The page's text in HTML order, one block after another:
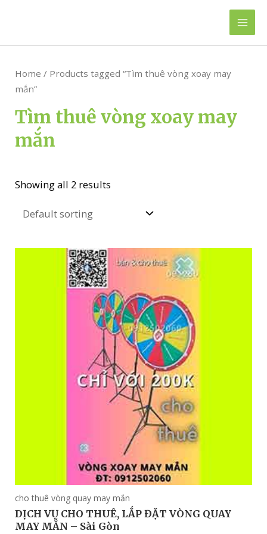
Main
Home / Products tagged “Tìm thuê vòng xoay may
mắn”
Tìm thuê vòng xoay may
mắn
Showing all 2 results
cho thuê vòng quay may mắn
DỊCH VỤ CHO THUÊ, LẮP ĐẶT VÒNG QUAY
MAY MẮN – Sài Gòn